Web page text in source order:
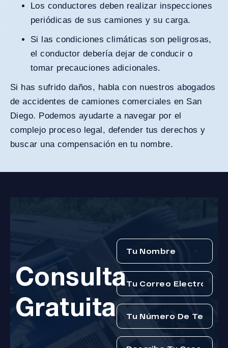
Los conductores deben realizar inspecciones
periódicas de sus camiones y su carga.
Si las condiciones climáticas son peligrosas,
el conductor debería dejar de conducir o
tomar precauciones adicionales.
Si has sufrido daños, habla con nuestrosabogados
de accidentes de camiones comerciales en San
Diego. Podemos ayudarte a navegar por el
complejo proceso legal, defender tus derechos y
buscar una compensación en tu nombre.
Consulta
Gratuita